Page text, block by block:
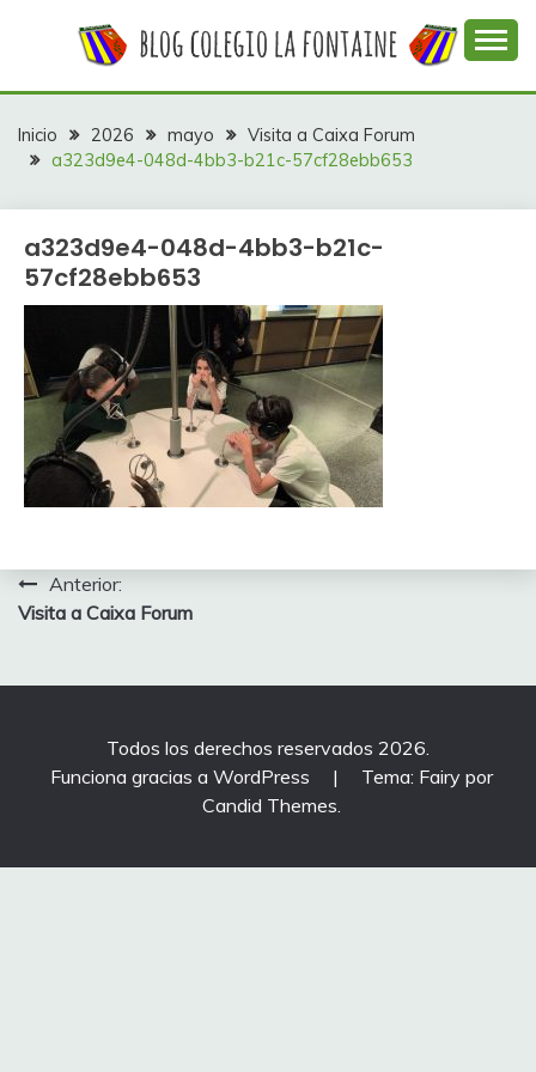
COLEGIO LA
FONTAINE
colegio La Fontaine
Inicio 2026 mayo
Visita a Caixa Forum
a323d9e4-048d-4bb3-b21c-57cf28ebb653
a323d9e4-048d-4bb3-b21c-
57cf28ebb653
Navegación
de
entradas
Anterior:
Visita a Caixa Forum
Todos los derechos reservados 2026.
Funciona gracias a WordPress
|
Tema: Fairy por
Candid Themes